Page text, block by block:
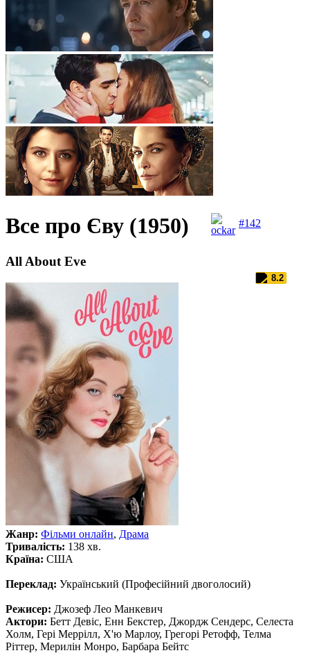
#142
Все про Єву (1950)
All About Eve
8.2
Жанр: Фільми онлайн, Драма
Тривалість: 138 хв.
Країна: США
Переклад: Український (Професійний двоголосий)
Режисер: Джозеф Лео Манкевич
Актори: Бетт Девіс, Енн Бекстер, Джордж Сендерс, Селеста
Холм, Гері Меррілл, Х'ю Марлоу, Грегорі Ретофф, Телма
Ріттер, Мерилін Монро, Барбара Бейтс